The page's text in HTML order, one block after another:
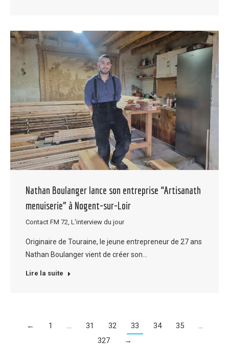
Nathan Boulanger lance son entreprise “Artisanath
menuiserie” à Nogent-sur-Loir
Contact FM 72 L'interview du jour
Originaire de Touraine, le jeune entrepreneur de 27 ans
Nathan Boulanger vient de créer son…
Lire la suite
← 1 … 31 32 33 34 35
…
327
→